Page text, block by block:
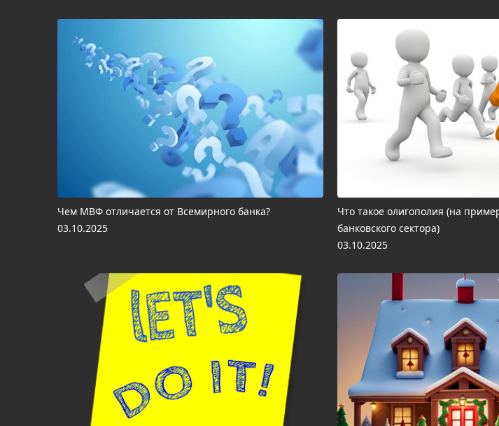
Чем МВФ отличается от Всемирного банка?
03.10.2025
Что такое олигополия (на
банковского сектора)
03.10.2025